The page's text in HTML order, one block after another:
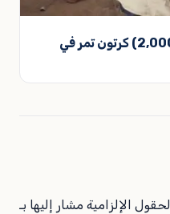
مركز الملك سلمان للإغاثة يوزّع (2,000) كرتون تمر في
الحقول الإلزامية مشار إليها بـ